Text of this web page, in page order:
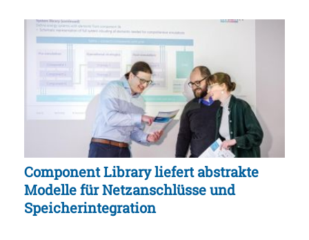
Component Library liefert abstrakte
Modelle für Netzanschlüsse und
Speicherintegration